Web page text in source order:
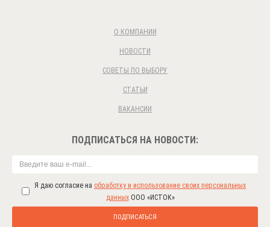
О КОМПАНИИ
НОВОСТИ
СОВЕТЫ ПО ВЫБОРУ
СТАТЬИ
ВАКАНСИИ
ПОДПИСАТЬСЯ НА НОВОСТИ:
Я даю согласие на обработку и использование своих персональных
данныхООО «ИСТОК»
ПОДПИСАТЬСЯ